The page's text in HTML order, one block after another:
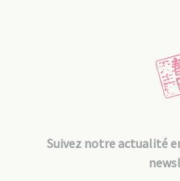
Suivez notre actualité